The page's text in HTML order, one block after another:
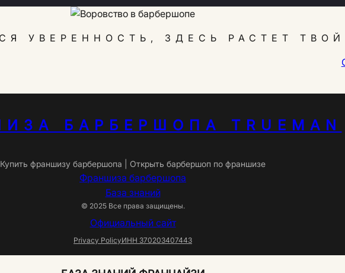
УВЕРЕННОСТЬ, ЗДЕСЬ РАСТЕТ
БАРБЕРШОПА TRUEMAN
Купить франшизу барбершопа | Открыть барбершоп по франшизе
Франшиза барбершопа
База знаний
© 2025 Все права защищены.
Официальный сайт
Privacy PolicyИНН 370203407443